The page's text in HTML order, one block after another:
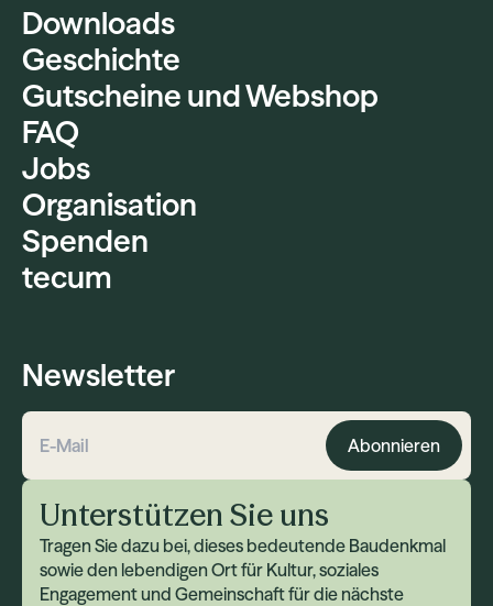
Downloads
Geschichte
Gutscheine und Webshop
FAQ
Jobs
Organisation
Spenden
tecum
Newsletter
E-Mail-Adresse Abonnieren
Unterstützen Sie uns
Tragen Sie dazu bei, dieses bedeutende Baudenkmal
sowie den lebendigen Ort für Kultur, soziales
Engagement und Gemeinschaft für die nächste